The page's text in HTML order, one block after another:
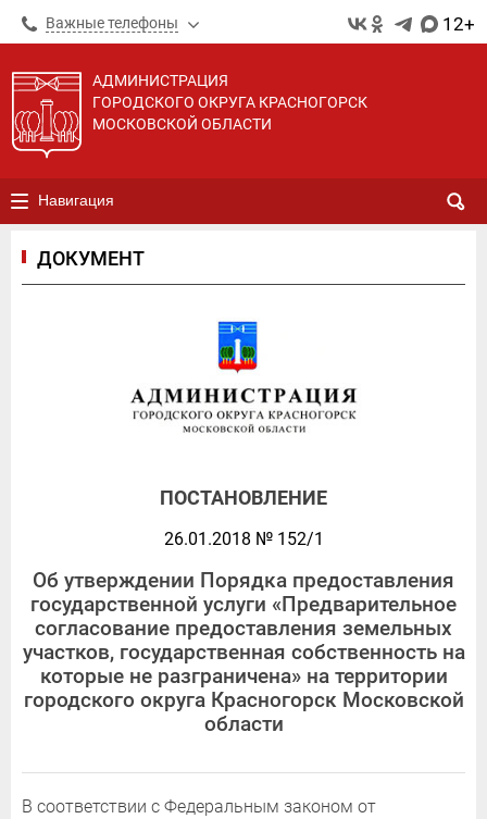
Важные телефоны 12+
АДМИНИСТРАЦИЯ
ГОРОДСКОГО ОКРУГА КРАСНОГОРСК
МОСКОВСКОЙ ОБЛАСТИ
Навигация
ДОКУМЕНТ
ПОСТАНОВЛЕНИЕ
26.01.2018 № 152/1
Об утверждении Порядка предоставления
государственной услуги «Предварительное
согласование предоставления земельных
участков, государственная собственность на
которые не разграничена» на территории
городского округа Красногорск Московской
области
В соответствии с Федеральным законом от